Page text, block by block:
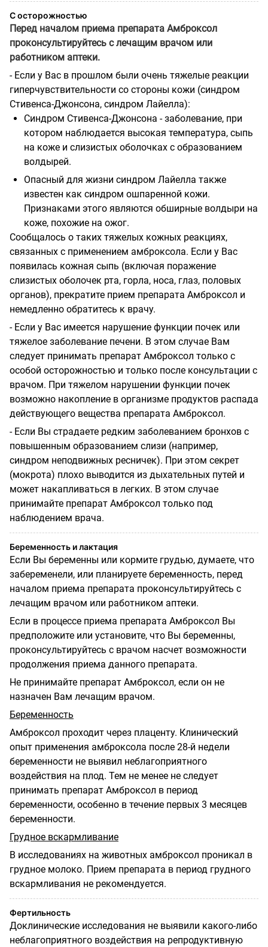
С осторожностью
Перед началом приема препарата Амброксол
проконсультируйтесь с лечащим врачом или
работником аптеки.
- Если у Вас в прошлом были очень тяжелые реакции
гиперчувствительности со стороны кожи (синдром
Стивенса-Джонсона, синдром Лайелла):
Синдром Стивенса-Джонсона - заболевание, при
котором наблюдается высокая температура, сыпь
на коже и слизистых оболочках с образованием
волдырей.
Опасный для жизни синдром Лайелла также
известен как синдром ошпаренной кожи.
Признаками этого являются обширные волдыри на
коже, похожие на ожог.
Сообщалось о таких тяжелых кожных реакциях,
связанных с применением амброксола. Если у Вас
появилась кожная сыпь (включая поражение
слизистых оболочек рта, горла, носа, глаз, половых
органов), прекратите прием препарата Амброксол и
немедленно обратитесь к врачу.
- Если у Вас имеется нарушение функции почек или
тяжелое заболевание печени. В этом случае Вам
следует принимать препарат Амброксол только с
особой осторожностью и только после консультации с
врачом. При тяжелом нарушении функции почек
возможно накопление в организме продуктов распада
действующего вещества препарата Амброксол.
- Если Вы страдаете редким заболеванием бронхов с
повышенным образованием слизи (например,
синдром неподвижных ресничек). При этом секрет
(мокрота) плохо выводится из дыхательных путей и
может накапливаться в легких. В этом случае
принимайте препарат Амброксол только под
наблюдением врача.
Беременность и лактация
Если Вы беременны или кормите грудью, думаете, что
забеременели, или планируете беременность, перед
началом приема препарата проконсультируйтесь с
лечащим врачом или работником аптеки.
Если в процессе приема препарата Амброксол Вы
предположите или установите, что Вы беременны,
проконсультируйтесь с врачом насчет возможности
продолжения приема данного препарата.
Не принимайте препарат Амброксол, если он не
назначен Вам лечащим врачом.
Беременность
Амброксол проходит через плаценту. Клинический
опыт применения амброксола после 28-й недели
беременности не выявил неблагоприятного
воздействия на плод. Тем не менее не следует
принимать препарат Амброксол в период
беременности, особенно в течение первых 3 месяцев
беременности.
Грудное вскармливание
В исследованиях на животных амброксол проникал в
грудное молоко. Прием препарата в период грудного
вскармливания не рекомендуется.
Фертильность
Доклинические исследования не выявили какого-либо
неблагоприятного воздействия на репродуктивную